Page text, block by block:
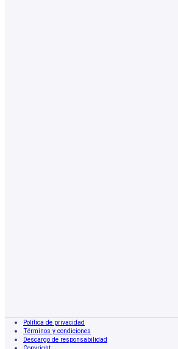
Política de privacidad
Términos y condiciones
Descargo de responsabilidad